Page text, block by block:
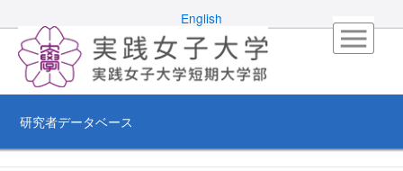
English
研究者データベース